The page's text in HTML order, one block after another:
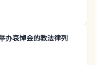
办哀悼会的教法律列